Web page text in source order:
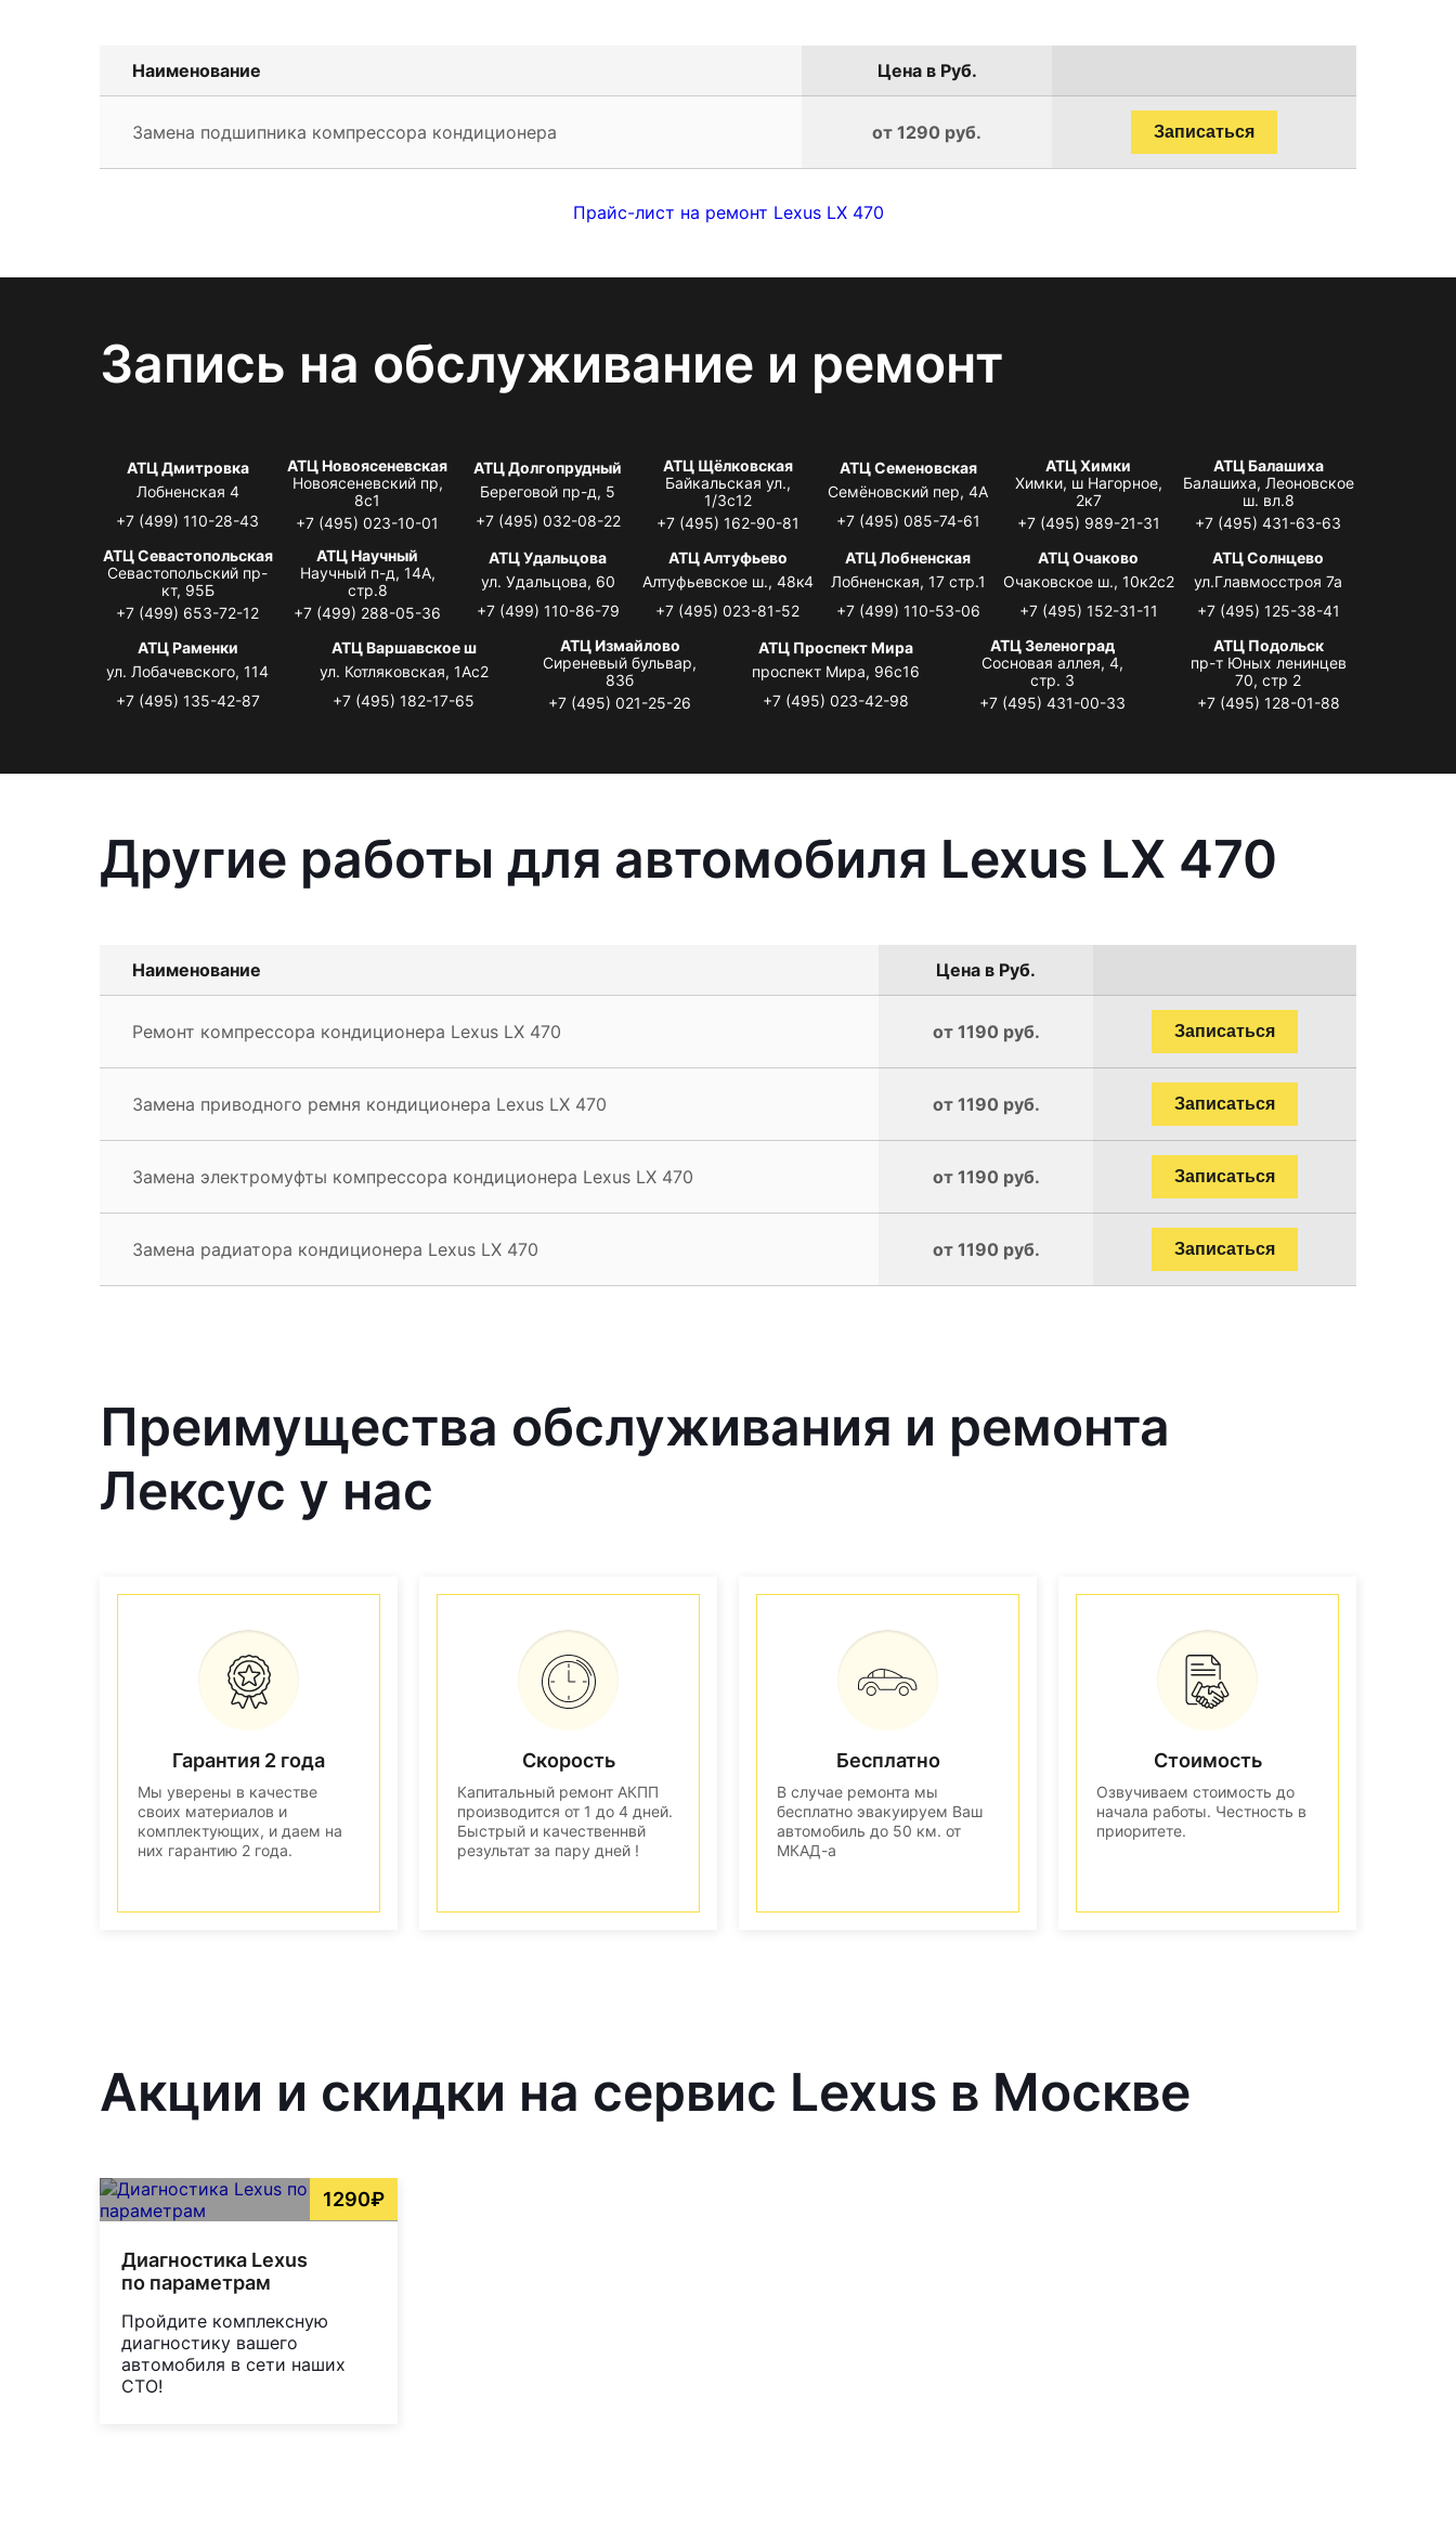
Наименование Цена в Руб.
Замена подшипника компрессора кондиционера от 1290 руб. Записаться
Прайс-лист на ремонт Lexus LX 470
Запись на обслуживание и ремонт
АТЦ Дмитровка
Лобненская 4
+7 (499) 110-28-43
АТЦ Новоясеневская
Новоясеневский пр,
8с1
+7 (495) 023-10-01
АТЦ Долгопрудный
Береговой пр-д, 5
+7 (495) 032-08-22
АТЦ Щёлковская
Байкальская ул.,
1/3с12
+7 (495) 162-90-81
АТЦ Семеновская
Семёновский пер, 4А
+7 (495) 085-74-61
АТЦ Химки
Химки, ш Нагорное,
2к7
+7 (495) 989-21-31
АТЦ Балашиха
Балашиха, Леоновское
ш. вл.8
+7 (495) 431-63-63
АТЦ Севастопольская
Севастопольский пр-
кт, 95Б
+7 (499) 653-72-12
АТЦ Научный
Научный п-д, 14А,
стр.8
+7 (499) 288-05-36
АТЦ Удальцова
ул. Удальцова, 60
+7 (499) 110-86-79
АТЦ Алтуфьево
Алтуфьевское ш., 48к4
+7 (495) 023-81-52
АТЦ Лобненская
Лобненская, 17 стр.1
+7 (499) 110-53-06
АТЦ Очаково
Очаковское ш., 10к2с2
+7 (495) 152-31-11
АТЦ Солнцево
ул.Главмосстроя 7а
+7 (495) 125-38-41
АТЦ Раменки
ул. Лобачевского, 114
+7 (495) 135-42-87
АТЦ Варшавское ш
ул. Котляковская, 1Ас2
+7 (495) 182-17-65
АТЦ Измайлово
Сиреневый бульвар,
83б
+7 (495) 021-25-26
АТЦ Проспект Мира
проспект Мира, 96с16
+7 (495) 023-42-98
АТЦ Зеленоград
Сосновая аллея, 4,
стр. 3
+7 (495) 431-00-33
АТЦ Подольск
пр-т Юных ленинцев
70, стр 2
+7 (495) 128-01-88
Другие работы для автомобиля Lexus LX 470
Наименование Цена в Руб.
Ремонт компрессора кондиционера Lexus LX 470 от 1190 руб. Записаться
Замена приводного ремня кондиционера Lexus LX 470 от 1190 руб. Записаться
Замена электромуфты компрессора кондиционера Lexus LX 470 от 1190 руб. Записаться
Замена радиатора кондиционера Lexus LX 470 от 1190 руб. Записаться
Преимущества обслуживания и ремонта
Лексус у нас
Гарантия 2 года
Мы уверены в качестве
своих материалов и
комплектующих, и даем на
них гарантию 2 года.
Скорость
Капитальный ремонт АКПП
производится от 1 до 4 дней.
Быстрый и качественнвй
результат за пару дней !
Бесплатно
В случае ремонта мы
бесплатно эвакуируем Ваш
автомобиль до 50 км. от
МКАД-а
Стоимость
Озвучиваем стоимость до
начала работы. Честность в
приоритете.
Акции и скидки на сервис Lexus в Москве
1290₽
Диагностика Lexus
по параметрам
Пройдите комплексную
диагностику вашего
автомобиля в сети наших
СТО!